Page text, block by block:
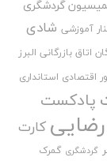
گردشگری
آموزشی شادی
اتاق بازرگانی البرز
اقتصادی استانداری
پادکست
کارت
گردشگری گمرک